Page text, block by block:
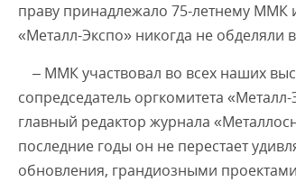
праву принадлежало 75-летнему ММК
«Металл-Экспо» никогда не обделяли
– ММК участвовал во всех наших
сопредседатель оргкомитета
главный редактор журнала
последние годы он не перестает
обновления, грандиозными